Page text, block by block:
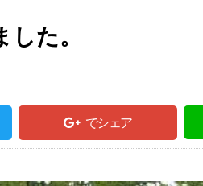
た。
でシェア